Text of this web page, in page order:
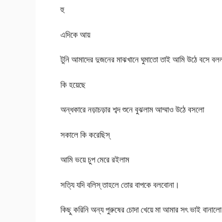
হু
এদিকে আয়
টুনি আমাদের দুজনের মাঝখানে ঘুমাতো তাই আমি উঠে বসে
কি হয়েছে
অন্ধকারে নড়াচড়ার শব্দ শুনে বুঝলাম আম্মাও উঠে বসলো
সকালে কি করেছিস্
আমি ভয়ে চুপ মেরে রইলাম
সত্যি যদি বলিস্ তাহলে তোর বাপকে বলবোনা।
কিছু করিনি অন্য পুরুষের চোদা খেয়ে মা আমার সৎ ভাই বানালো